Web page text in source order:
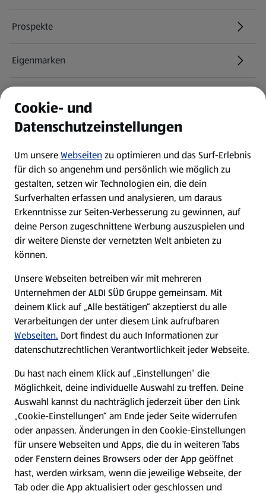
Prospekte
Eigenmarken
Newsletter
WhatsApp
Über ALDI SÜD
Filialen
Nachhaltigkeit
Karriere
Presse
Hilfe & Kontakt
(öffnet in einem neuen Tab)
Unternehmen
Folge uns hier:
Cookie- und
Datenschutzeinstellungen
Um unsereWebseitenzu optimieren und das Surf-Erlebnis
für dich so angenehm und persönlich wie möglich zu
gestalten, setzen wir Technologien ein, die dein
Surfverhalten erfassen und analysieren, um daraus
Erkenntnisse zur Seiten-Verbesserung zu gewinnen, auf
deine Person zugeschnittene Werbung auszuspielen und
dir weitere Dienste der vernetzten Welt anbieten zu
können.
Unsere Webseiten betreiben wir mit mehreren
Unternehmen der ALDI SÜD Gruppe gemeinsam. Mit
deinem Klick auf „Alle bestätigen“ akzeptierst du alle
Verarbeitungen der unter diesem Link aufrufbaren
Webseiten. Dort findest du auch Informationen zur
datenschutzrechtlichen Verantwortlichkeit jeder Webseite.
Du hast nach einem Klick auf „Einstellungen“ die
Möglichkeit, deine individuelle Auswahl zu treffen. Deine
Auswahl kannst du nachträglich jederzeit über den Link
„Cookie-Einstellungen“ am Ende jeder Seite widerrufen
oder anpassen. Änderungen in den Cookie-Einstellungen
für unsere Webseiten und Apps, die du in weiteren Tabs
oder Fenstern deines Browsers oder der App geöffnet
hast, werden wirksam, wenn die jeweilige Webseite, der
Tab oder die App aktualisiert oder geschlossen und